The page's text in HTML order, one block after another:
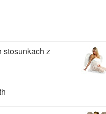
stosunkach z